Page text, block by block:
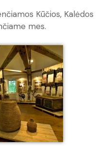
Kūčios, Kalėdos
mes.